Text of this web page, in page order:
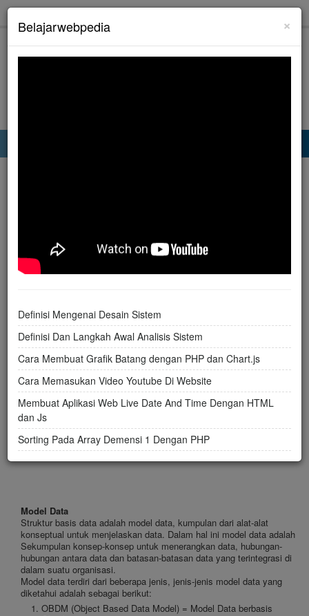
BELAJAR WEBPEDIA
Dalam Struktur Basis
Data
Posted byAdminon Friday, November 1, 2019
Model Data
Struktur basis data adalah model data, kumpulan dari alat-alat
konseptual untuk menjelaskan data. Dalam hal ini model data adalah
Sekumpulan konsep-konsep untuk menerangkan data, hubungan-
hubungan antara data dan batasan-batasan data yang terintegrasi di
dalam suatu organisasi.
Model data terdiri dari beberapa jenis, jenis-jenis model data yang
diketahui adalah sebagai berikut:
OBDM (Object Based Data Model) = Model Data berbasis
×
Belajarwebpedia
Definisi Mengenai Desain Sistem
Definisi Dan Langkah Awal Analisis Sistem
Cara Membuat Grafik Batang dengan PHP dan Chart.js
Cara Memasukan Video Youtube Di Website
Membuat Aplikasi Web Live Date And Time Dengan HTML
dan Js
Sorting Pada Array Demensi 1 Dengan PHP